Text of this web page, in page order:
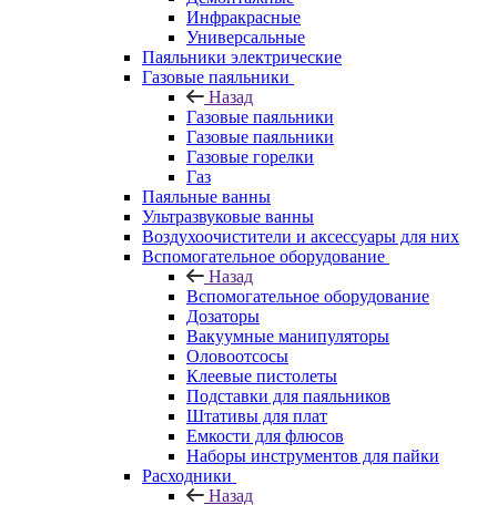
Инфракрасные
Универсальные
Паяльники электрические
Газовые паяльники
Назад
Газовые паяльники
Газовые паяльники
Газовые горелки
Газ
Паяльные ванны
Ультразвуковые ванны
Воздухоочистители и аксессуары для них
Вспомогательное оборудование
Назад
Вспомогательное оборудование
Дозаторы
Вакуумные манипуляторы
Оловоотсосы
Клеевые пистолеты
Подставки для паяльников
Штативы для плат
Емкости для флюсов
Наборы инструментов для пайки
Расходники
Назад